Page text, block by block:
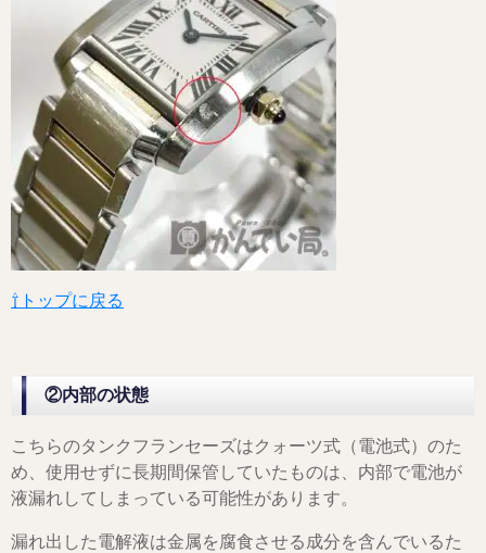
⇧トップに戻る
②内部の状態
こちらのタンクフランセーズはクォーツ式（電池式）のた
め、使用せずに長期間保管していたものは、内部で電池が
液漏れしてしまっている可能性があります。
漏れ出した電解液は金属を腐食させる成分を含んでいるた